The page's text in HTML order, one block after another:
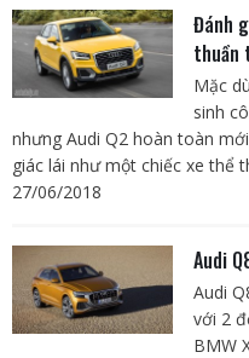
Đánh
thuần
Mặc
sinh
nhưng Audi Q2 hoàn toàn
giác lái như một chiếc xe thể
27/06/2018
Audi
Audi
với 2
BMW